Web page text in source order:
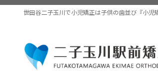
コ
ナ
世田谷二子玉川で小児矯正は子供の歯並び『小児